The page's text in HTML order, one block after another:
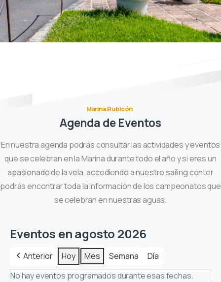
Marina Rubicón
Agenda de Eventos
En nuestra agenda podrás consultar las actividades y eventos
que se celebran en la Marina durante todo el año y si eres un
apasionado de la vela, accediendo a nuestro sailing center
podrás encontrar toda la información de los campeonatos que
se celebran en nuestras aguas.
Eventos en agosto 2026
Anterior Hoy Mes Semana
Día
No hay eventos programados durante esas fechas.